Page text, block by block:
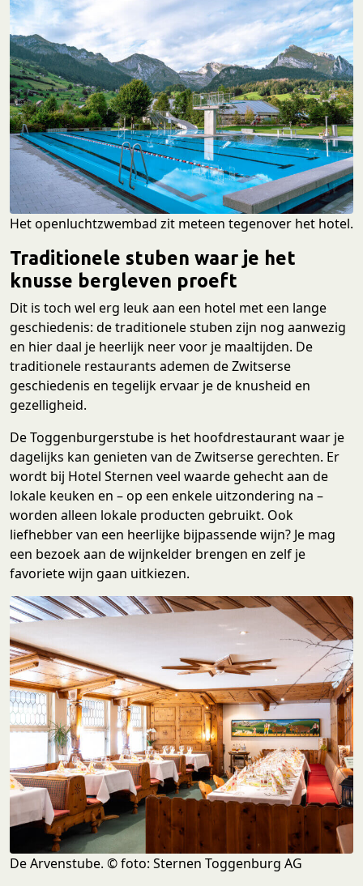
Het openluchtzwembad zit meteen tegenover het hotel.
Traditionele stuben waar je het
knusse bergleven proeft
Dit is toch wel erg leuk aan een hotel met een lange
geschiedenis: de traditionele stuben zijn nog aanwezig
en hier daal je heerlijk neer voor je maaltijden. De
traditionele restaurants ademen de Zwitserse
geschiedenis en tegelijk ervaar je de knusheid en
gezelligheid.
De Toggenburgerstube is het hoofdrestaurant waar je
dagelijks kan genieten van de Zwitserse gerechten. Er
wordt bij Hotel Sternen veel waarde gehecht aan de
lokale keuken en – op een enkele uitzondering na –
worden alleen lokale producten gebruikt. Ook
liefhebber van een heerlijke bijpassende wijn? Je mag
een bezoek aan de wijnkelder brengen en zelf je
favoriete wijn gaan uitkiezen.
De Arvenstube. © foto: Sternen Toggenburg AG